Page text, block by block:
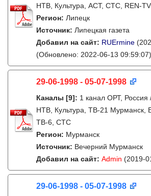
НТВ, Культура, АСТ, СТС, REN-
Регион: Липецк
Источник: Липецкая газета
Добавил на сайт: RUErmine
(Обновлено: 2022-06-13 09:59:07)
29-06-1998 - 05-07-1998
Каналы [9]: 1 канал ОРТ,
НТВ, Культура, ТВ-21 Мурманск,
ТВ-6, СТС
Регион: Мурманск
Источник: Вечерний Мурманск
Добавил на сайт: Admin (2019-
29-06-1998 - 05-07-1998